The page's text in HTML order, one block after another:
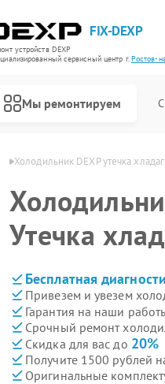
FIX-DEXP
устройств DEXP
cервисный центр г.Ростов-
Мы ремонтируем
Холодильник DEXP утечка
Утечка
Бесплатная
Привезем и увезем
Гарантия на наши
Срочный ремонт
Скидка для вас до 20%
Получите 1500 рублей
Оригинальные